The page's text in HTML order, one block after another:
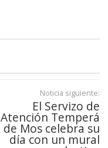
Noticia siguiente:
El Servizo de
Atención Temperá
de Mos celebra su
día con un mural